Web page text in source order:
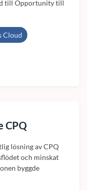
till Opportunity till
Cloud
CPQ
lösning av CPQ
och minskat
byggde